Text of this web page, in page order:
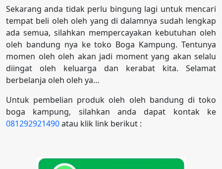
Sekarang anda tidak perlu bingung lagi untuk mencari
tempat beli oleh oleh yang di dalamnya sudah lengkap
ada semua, silahkan mempercayakan kebutuhan oleh
oleh bandung nya ke toko Boga Kampung. Tentunya
momen oleh oleh akan jadi moment yang akan selalu
diingat oleh keluarga dan kerabat kita. Selamat
berbelanja oleh oleh ya…
Untuk pembelian produk oleh oleh bandung di toko
boga kampung, silahkan anda dapat kontak ke
081292921490atau klik link berikut :